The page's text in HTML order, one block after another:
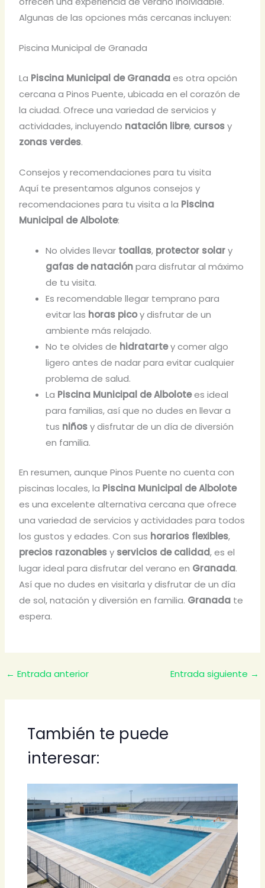
Algunas de las opciones más cercanas incluyen:
Piscina Municipal de Granada
La Piscina Municipal de Granadaes otra opción
cercana a Pinos Puente, ubicada en el corazón de
la ciudad. Ofrece una variedad de servicios y
actividades, incluyendo natación libre, cursosy
zonas verdes.
Consejos y recomendaciones para tu visita
Aquí te presentamos algunos consejos y
recomendaciones para tu visita a la Piscina
Municipal de Albolote:
No olvides llevar toallas, protector solary
gafas de nataciónpara disfrutar al máximo
de tu visita.
Es recomendable llegar temprano para
evitar las horas picoy disfrutar de un
ambiente más relajado.
No te olvides de hidratartey comer algo
ligero antes de nadar para evitar cualquier
problema de salud.
La Piscina Municipal de Albolotees ideal
para familias, así que no dudes en llevar a
tus niñosy disfrutar de un día de diversión
en familia.
En resumen, aunque Pinos Puente no cuenta con
piscinas locales, la Piscina Municipal de Albolote
es una excelente alternativa cercana que ofrece
una variedad de servicios y actividades para todos
los gustos y edades. Con sus horarios flexibles,
precios razonablesy servicios de calidad, es el
lugar ideal para disfrutar del verano en Granada.
Así que no dudes en visitarla y disfrutar de un día
de sol, natación y diversión en familia. Granada te
espera.
← Entrada anterior Entrada siguiente →
También te puede
interesar: